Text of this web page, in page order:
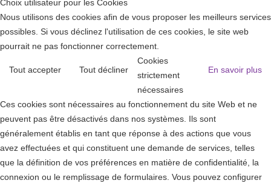
Choix utilisateur pour les Cookies
Nous utilisons des cookies afin de vous proposer les meilleurs services
possibles. Si vous déclinez l'utilisation de ces cookies, le site web
pourrait ne pas fonctionner correctement.
Tout accepter Tout décliner En savoir plus
Cookies
strictement
nécessaires
Ces cookies sont nécessaires au fonctionnement du site Web et ne
peuvent pas être désactivés dans nos systèmes. Ils sont
généralement établis en tant que réponse à des actions que vous
avez effectuées et qui constituent une demande de services, telles
que la définition de vos préférences en matière de confidentialité, la
connexion ou le remplissage de formulaires. Vous pouvez configurer